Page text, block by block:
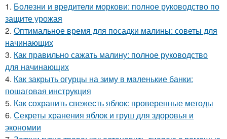
1. Болезни и вредители моркови: полное руководство по
защите урожая
2. Оптимальное время для посадки малины: советы для
начинающих
3. Как правильно сажать малину: полное руководство
для начинающих
4. Как закрыть огурцы на зиму в маленькие банки:
пошаговая инструкция
5. Как сохранить свежесть яблок: проверенные методы
6. Секреты хранения яблок и груш для здоровья и
экономии